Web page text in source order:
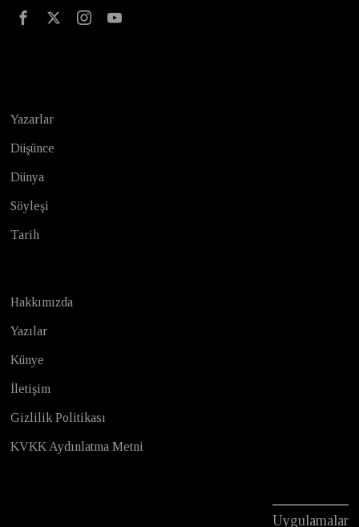
Yazarlar
Düşünce
Dünya
Söyleşi
Tarih
Hakkımızda
Yazılar
Künye
İletişim
Gizlilik Politikası
KVKK Aydınlatma Metni
Uygulamalar